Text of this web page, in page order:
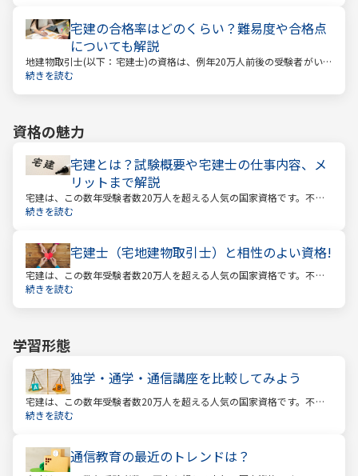
宅建の合格率はどのくらい？難易度や合格点
についても解説
地建物取引士(以下：宅建士)の資格は、例年20万人前後の受験者がいる
人気資格。 その試験の合格率は15～18%程度であり、過去10年の平均
続きを読む
資格の魅力
宅建とは？試験概要や宅建士の仕事内容、メ
リットまで解説
宅建は、この数年受験者数20万人を超える人気の国家資格です。不動
産業に携わる人をはじめ、他業種、学生、主婦まで、さまざまな方が
続きを読む
宅建士（宅地建物取引士）と相性のよい資格!
宅建は、この数年受験者数20万人を超える人気の国家資格です。不動
産業に携わる人をはじめ、他業種、学生、主婦まで、さまざまな方が
続きを読む
学習形態
独学・通学・通信講座を比較してみよう
宅建は、この数年受験者数20万人を超える人気の国家資格です。不動
産業に携わる人をはじめ、他業種、学生、主婦まで、さまざまな方が
続きを読む
通信教育の最近のトレンドは？